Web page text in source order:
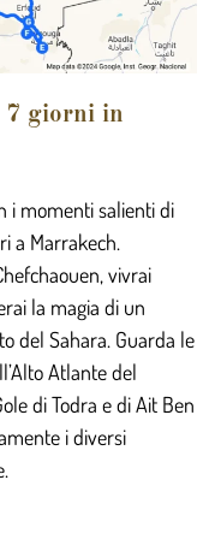
7 giorni in
i momenti salienti di
a Marrakech.
vivrai
la magia di un
del Sahara. Guarda le
Atlante del
di Todra e di Ait Ben
i diversi